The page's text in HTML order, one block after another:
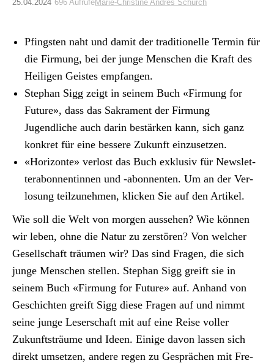
Über uns
ePaper
aktuelle Ausgabe
Suchen
25.04.2024 696 AufrufeMarie-Christine Andres Schürch
Pfin­g­sten naht und damit der tra­di­tionelle Ter­min für
die Fir­mung, bei der junge Men­schen die Kraft des
Heili­gen Geistes emp­fan­gen.
Stephan Sigg zeigt in seinem Buch «Fir­mung for
Future», dass das Sakra­ment der Fir­mung
Jugendliche auch darin bestärken kann, sich ganz
konkret für eine bessere Zukun­ft einzuset­zen.
«Hor­i­zonte» ver­lost das Buch exk­lu­siv für Newslet­
ter­abon­nentin­nen und ‑abon­nen­ten. Um an der Ver­
losung teilzunehmen, klick­en Sie auf den Artikel.
Wie soll die Welt von mor­gen ausse­hen? Wie kön­nen
wir leben, ohne die Natur zu zer­stören? Von welch­er
Gesellschaft träu­men wir? Das sind Fra­gen, die sich
junge Men­schen stellen. Stephan Sigg greift sie in
seinem Buch «Fir­mung for Future» auf. Anhand von
Geschicht­en greift Sigg diese Fra­gen auf und nimmt
seine junge Leser­schaft mit auf eine Reise voller
Zukun­ft­sträume und Ideen. Einige davon lassen sich
direkt umset­zen, andere regen zu Gesprächen mit Fre­